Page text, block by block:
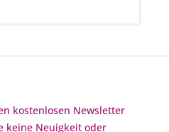
kostenlosen Newsletter
keine Neuigkeit oder